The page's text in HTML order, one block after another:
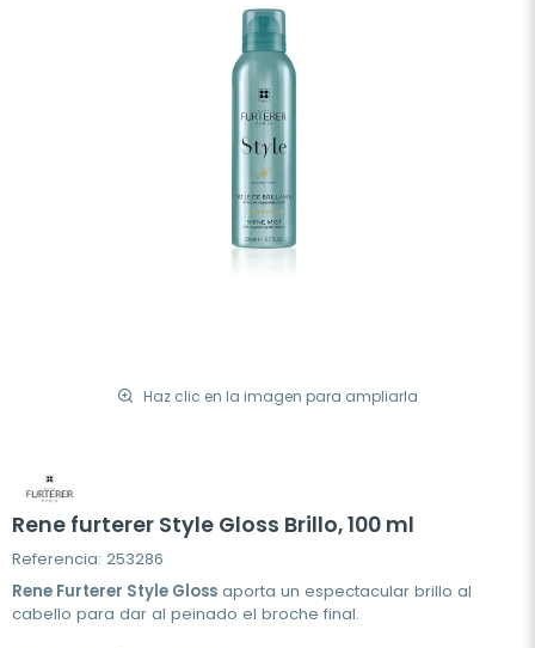
Haz clic en la imagen para ampliarla
Rene furterer Style Gloss Brillo, 100 ml
Referencia: 253286
Rene Furterer Style Gloss aporta un espectacular brillo al
cabello para dar al peinado el broche final.